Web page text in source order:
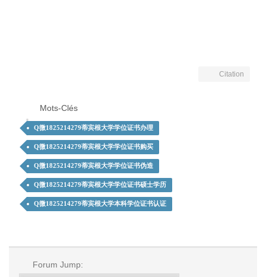
Citation
Mots-Clés
Q微1825214279蒂宾根大学学位证书办理
Q微1825214279蒂宾根大学学位证书购买
Q微1825214279蒂宾根大学学位证书伪造
Q微1825214279蒂宾根大学学位证书硕士学历
Q微1825214279蒂宾根大学本科学位证书认证
Forum Jump: